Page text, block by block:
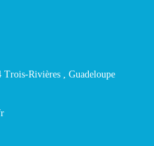
Rivières , Guadeloupe